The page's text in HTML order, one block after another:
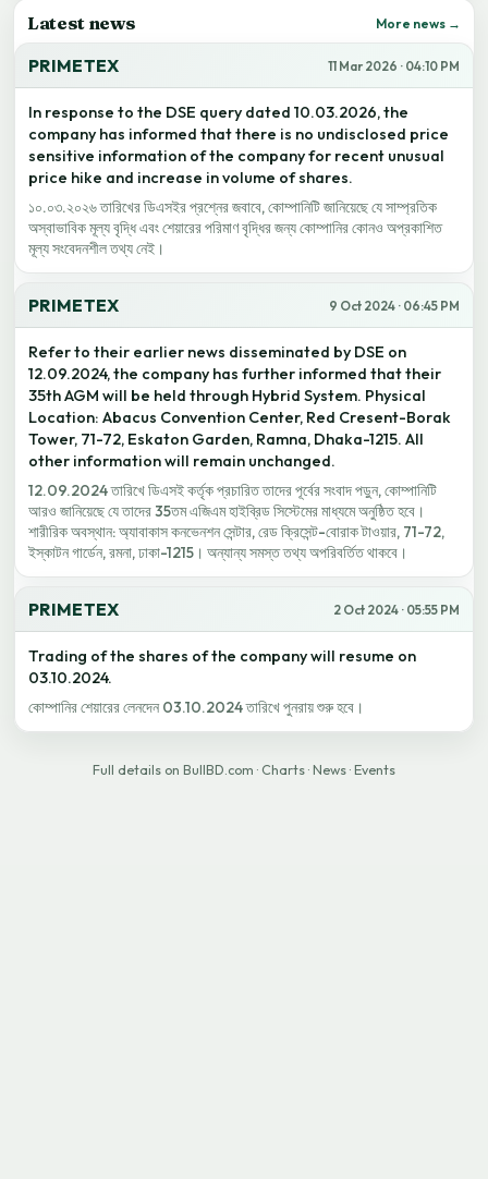
Latest news More news →
PRIMETEX 11 Mar 2026 · 04:10 PM
In response to the DSE query dated 10.03.2026, the
company has informed that there is no undisclosed price
sensitive information of the company for recent unusual
price hike and increase in volume of shares.
১০.০৩.২০২৬ তারিখের ডিএসইর প্রশ্নের জবাবে, কোম্পানিটি জানিয়েছে যে সাম্প্রতিক
অস্বাভাবিক মূল্য বৃদ্ধি এবং শেয়ারের পরিমাণ বৃদ্ধির জন্য কোম্পানির কোনও অপ্রকাশিত
মূল্য সংবেদনশীল তথ্য নেই।
PRIMETEX 9 Oct 2024 · 06:45 PM
Refer to their earlier news disseminated by DSE on
12.09.2024, the company has further informed that their
35th AGM will be held through Hybrid System. Physical
Location: Abacus Convention Center, Red Cresent-Borak
Tower, 71-72, Eskaton Garden, Ramna, Dhaka-1215. All
other information will remain unchanged.
12.09.2024 তারিখে ডিএসই কর্তৃক প্রচারিত তাদের পূর্বের সংবাদ পড়ুন, কোম্পানিটি
আরও জানিয়েছে যে তাদের 35তম এজিএম হাইব্রিড সিস্টেমের মাধ্যমে অনুষ্ঠিত হবে।
শারীরিক অবস্থান: অ্যাবাকাস কনভেনশন সেন্টার, রেড ক্রিসেন্ট-বোরাক টাওয়ার, 71-72,
ইস্কাটন গার্ডেন, রমনা, ঢাকা-1215। অন্যান্য সমস্ত তথ্য অপরিবর্তিত থাকবে।
PRIMETEX 2 Oct 2024 · 05:55 PM
Trading of the shares of the company will resume on
03.10.2024.
কোম্পানির শেয়ারের লেনদেন 03.10.2024 তারিখে পুনরায় শুরু হবে।
Full details on BullBD.com · Charts · News · Events